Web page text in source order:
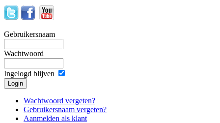
Gebruikersnaam
Wachtwoord
Ingelogd blijven
Wachtwoord vergeten?
Gebruikersnaam vergeten?
Aanmelden als klant